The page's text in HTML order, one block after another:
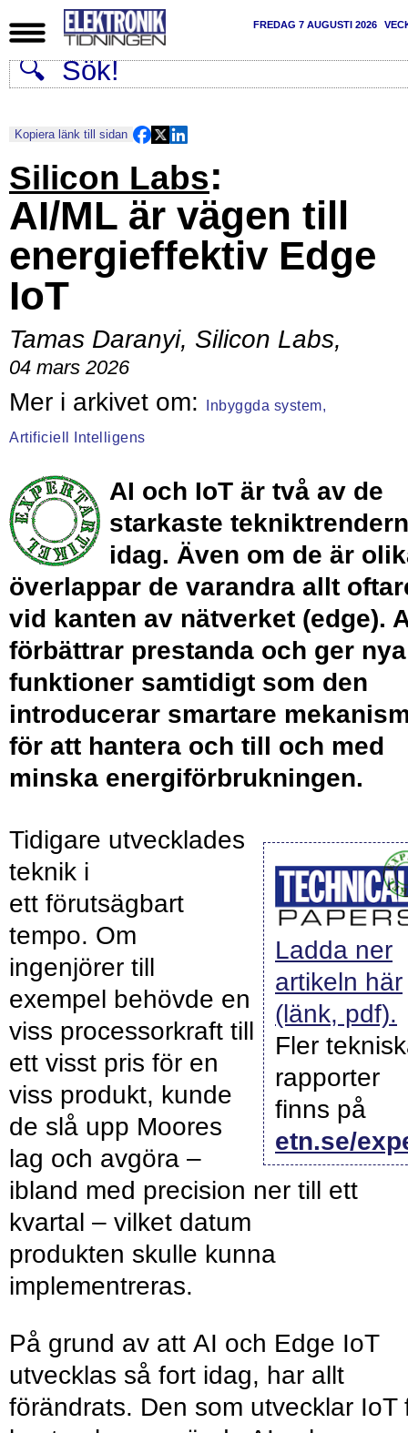
FREDAG 7 AUGUSTI 2026
Kopiera länk till sidan
Silicon Labs:
AI/ML är vägen till
energieffektiv Edge
IoT
Tamas Daranyi, Silicon Labs,
04 mars 2026
Inbyggda system,
Artificiell Intelligens
AI och IoT är två av de
starkaste
idag. Även om de är
överlappar de varandra allt
vid kanten av nätverket (edge).
förbättrar prestanda och ger nya
funktioner samtidigt som den
introducerar smartare
för att hantera och till och med
minska energiförbrukningen.
Ladda ner
artikeln här
(länk, pdf).
Fler
rapporter
finns på
etn.se/
Tidigare utvecklades
teknik i
ett förutsägbart
tempo. Om
ingenjörer till
exempel behövde en
viss processorkraft till
ett visst pris för en
viss produkt, kunde
de slå upp Moores
lag och avgöra –
ibland med precision ner till ett
kvartal – vilket datum
produkten skulle kunna
implementreras.
På grund av att AI och Edge IoT
utvecklas så fort idag, har allt
förändrats. Den som utvecklar IoT